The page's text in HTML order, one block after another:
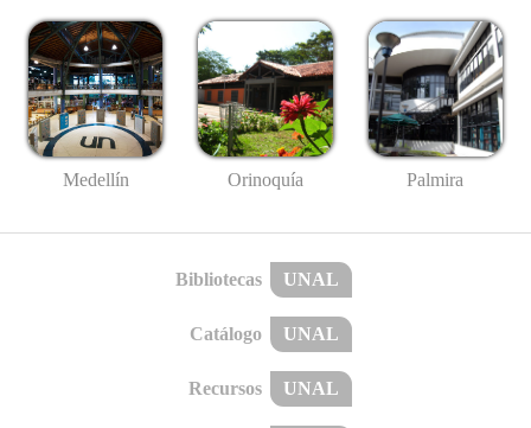
Medellín Orinoquía Palmira
Bibliotecas UNAL
Catálogo UNAL
Recursos UNAL